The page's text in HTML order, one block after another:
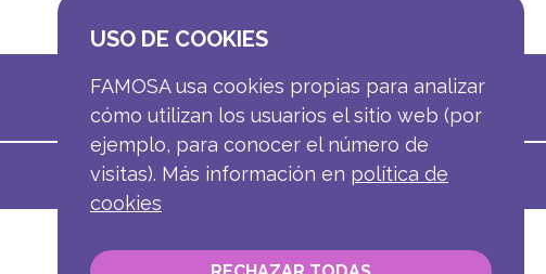
USO DE COOKIES
FAMOSA usa cookies propias para analizar
cómo utilizan los usuarios el sitio web (por
ejemplo, para conocer el número de
visitas). Más información en política de
cookies